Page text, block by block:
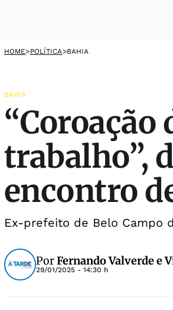
HOME>POLÍTICA>BAHIA
BAHIA
“Coroação
trabalho”,
encontro
Ex-prefeito de Belo Campo
PorFernando Valverde e
29/01/2025 - 14:30 h